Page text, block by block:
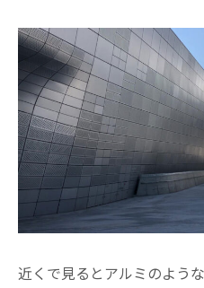
近くで見るとアルミのよう